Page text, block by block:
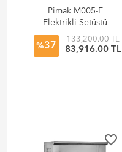
Pimak M005-E
Elektrikli Setüstü
Tamburlu Piliç
Makinesi
%37
133,200.00 TL
83,916.00 TL
favorite_border